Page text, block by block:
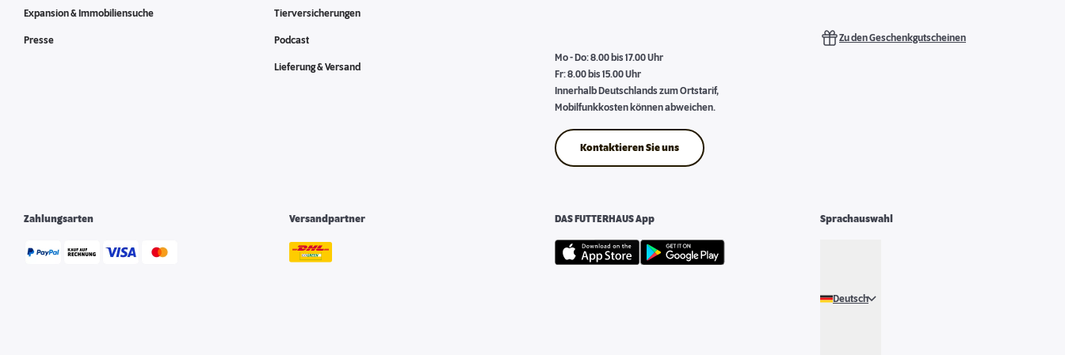
Expansion & Immobiliensuche
Presse
Tierversicherungen
Podcast
Lieferung & Versand
Mo - Do: 8.00 bis 17.00 Uhr
Fr: 8.00 bis 15.00 Uhr
Innerhalb Deutschlands zum Ortstarif,
Mobilfunkkosten können abweichen.
Kontaktieren Sie uns
Zu den Geschenkgutscheinen
Zahlungsarten Versandpartner DAS FUTTERHAUS App Sprachauswahl
Deutsch